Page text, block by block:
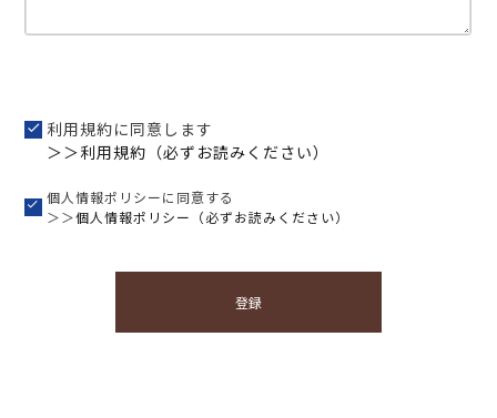
利用規約に同意します
＞＞利用規約（必ずお読みください）
個人情報ポリシーに同意する
＞＞個人情報ポリシー（必ずお読みください）
登録